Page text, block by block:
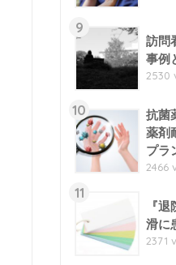
9
訪問
事例
2530
10
抗菌
薬剤
プラ
2466
11
『
滑に
2371